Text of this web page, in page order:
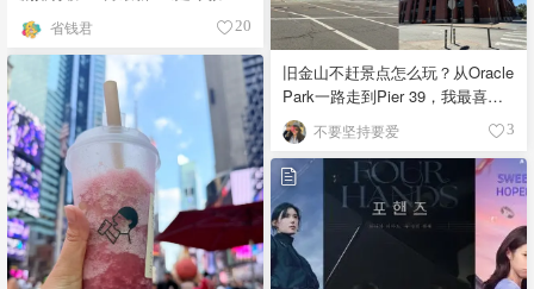
》第四季回归！
省钱君 20
旧金山不赶景点怎么玩？从Oracle
Park一路走到Pier 39，我最喜欢
的一天不要坚持要爱 3